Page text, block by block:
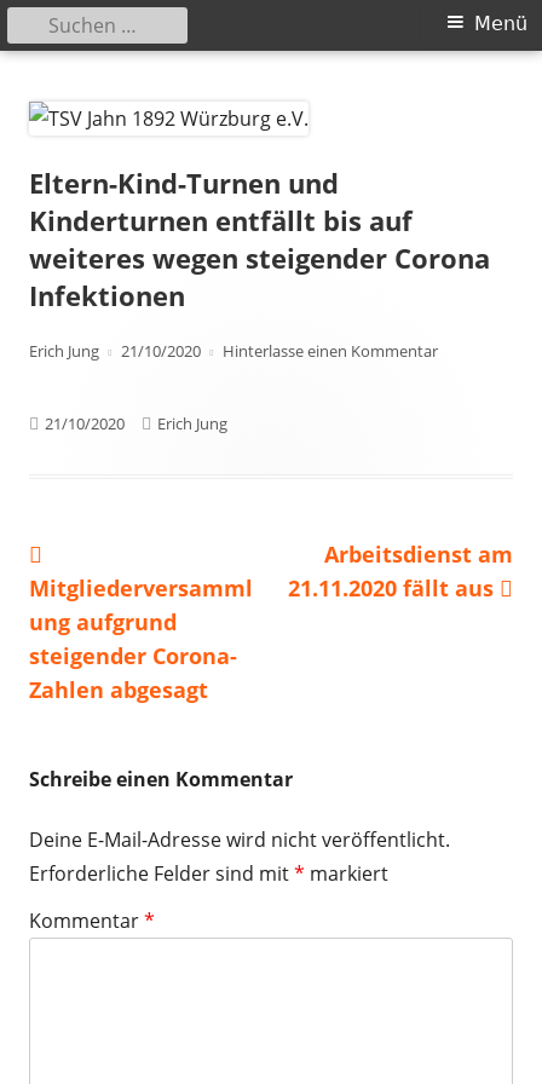
zum
Primäres
Menü
Suchen
nach:
Eltern-Kind-Turnen und
Kinderturnen entfällt bis auf
weiteres wegen steigender Corona
Infektionen
Autor
Erich Jung
Veröffentlicht
21/10/2020 Hinterlasse einen Kommentarzu Eltern-
Veröffentlicht
21/10/2020 Autor
Erich Jung
Beitragsnavigation
Beitrag:
Mitgliederversamml
ung aufgrund
steigender Corona-
Zahlen abgesagt
Nächster
Beitrag
Arbeitsdienst am
21.11.2020 fällt aus
Schreibe einen Kommentar
Deine E-Mail-Adresse wird nicht veröffentlicht.
Erforderliche Felder sind mit* markiert
Kommentar*